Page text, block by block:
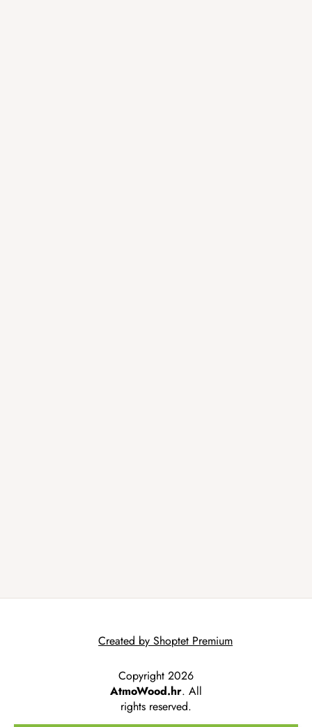
Created by Shoptet Premium
Copyright 2026
AtmoWood.hr. All
rights reserved.